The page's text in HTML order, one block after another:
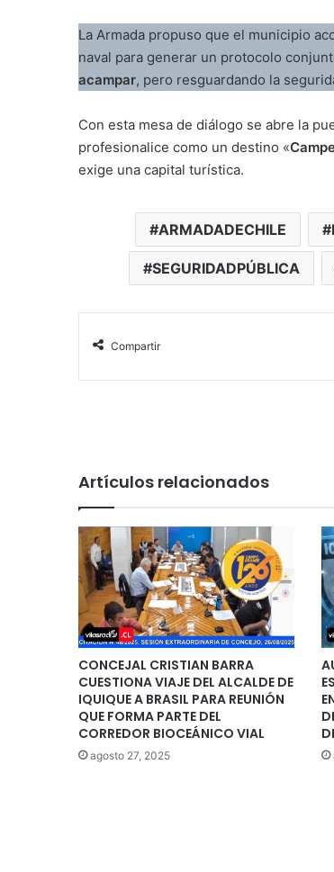
La Armada propuso que el municipio
naval para generar un protocolo
acampar, pero resguardando la
Con esta mesa de diálogo se abre la
profesionalice como un destino «
exige una capital turística.
ARMADADECHILE
SEGURIDADPÚBLICA
Compartir
Artículos relacionados
CONCEJAL CRISTIAN BARRA
CUESTIONA VIAJE DEL ALCALDE DE
IQUIQUE A BRASIL PARA REUNIÓN
QUE FORMA PARTE DEL
CORREDOR BIOCEÁNICO VIAL
agosto 27, 2025